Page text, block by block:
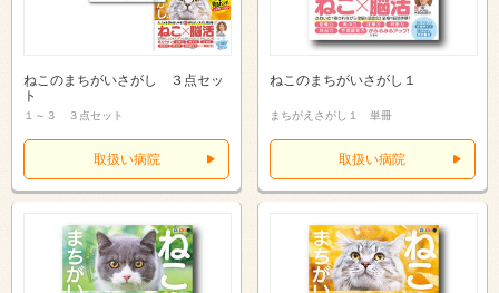
ねこのまちがいさがし ３点セッ
ト
１～３ ３点セット
取扱い病院
ねこのまちがいさがし１
まちがえさがし１ 単冊
取扱い病院